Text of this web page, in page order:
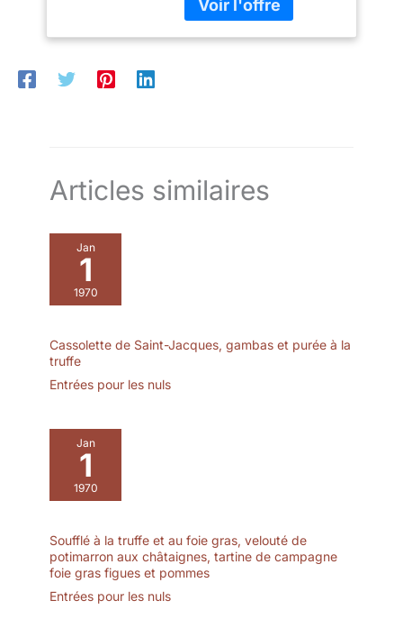
un diamètre de 9 cm et
une hauteur de 5 cm.
porcelaine
multicolore pour
Articles similaires
Jan
1
1970
Cassolette de Saint-Jacques, gambas et purée à la
truffe
Entrées pour les nuls
Jan
1
1970
Soufflé à la truffe et au foie gras, velouté de
potimarron aux châtaignes, tartine de campagne
foie gras figues et pommes
Entrées pour les nuls